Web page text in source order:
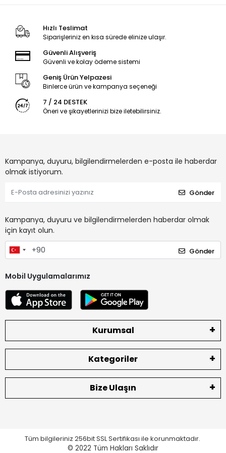
Hızlı Teslimat
Siparişleriniz en kısa sürede elinize ulaşır.
Güvenli Alışveriş
Güvenli ve kolay ödeme sistemi
Geniş Ürün Yelpazesi
Binlerce ürün ve kampanya seçeneği
7 / 24 DESTEK
Öneri ve şikayetlerinizi bize iletebilirsiniz.
Kampanya, duyuru, bilgilendirmelerden e-posta ile haberdar
olmak istiyorum.
Gönder
Kampanya, duyuru ve bilgilendirmelerden haberdar olmak
için kayıt olun.
Gönder
Mobil Uygulamalarımız
Kurumsal
Kategoriler
Bize Ulaşın
Tüm bilgileriniz 256bit SSL Sertifikası ile korunmaktadır.
© 2022 Tüm Hakları Saklıdır